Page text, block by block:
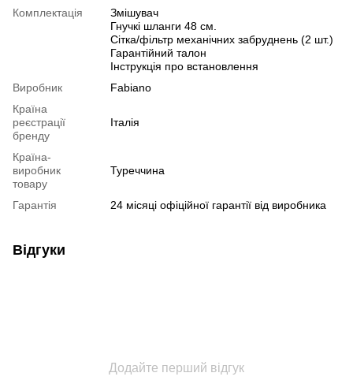
Комплектація
Змішувач
Гнучкі шланги 48 см.
Сітка/фільтр механічних забруднень (2 шт.)
Гарантійний талон
Інструкція про встановлення
Виробник
Fabiano
Країна
реєстрації
бренду
Італія
Країна-
виробник
товару
Туреччина
Гарантія 24 місяці офіційної гарантії від виробника
Відгуки
Додайте перший відгук